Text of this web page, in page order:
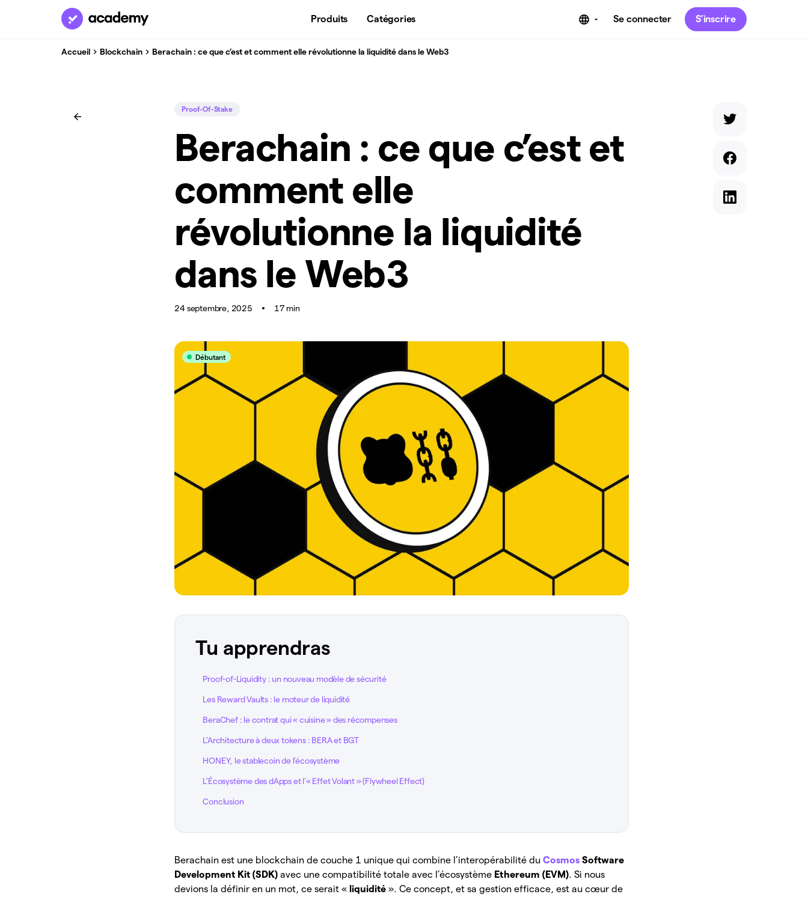
Produits Catégories Se connecter S’inscrire
Accueil Blockchain Berachain : ce que c’est et comment elle révolutionne la liquidité dans le Web3
Proof-Of-Stake
Berachain : ce que c’est et
comment elle
révolutionne la liquidité
dans le Web3
24 septembre, 2025 17 min
Débutant
Tu apprendras
Proof-of-Liquidity : un nouveau modèle de sécurité
Les Reward Vaults : le moteur de liquidité
BeraChef : le contrat qui « cuisine » des récompenses
L’Architecture à deux tokens : BERA et BGT
HONEY, le stablecoin de l’écosystème
L’Écosystème des dApps et l’« Effet Volant » (Flywheel Effect)
Conclusion
Berachain est une blockchain de couche 1 unique qui combine l’interopérabilité duCosmos Software
Development Kit (SDK) avec une compatibilité totale avec l’écosystème Ethereum (EVM). Si nous
devions la définir en un mot, ce serait « liquidité ». Ce concept, et sa gestion efficace, est au cœur de